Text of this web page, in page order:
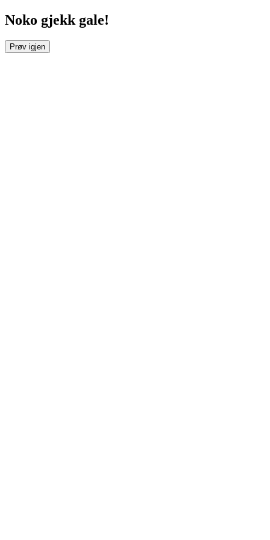
Noko gjekk gale!
Prøv igjen